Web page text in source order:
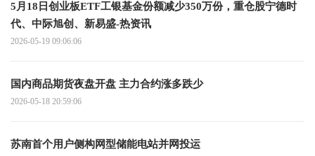
5月18日创业板ETF工银基金份额减少350万份，重仓股宁德时
代、中际旭创、新易盛-热资讯
2026-05-19 09:06:06
国内商品期货夜盘开盘 主力合约涨多跌少
2026-05-18 20:59:06
苏南首个用户侧构网型储能电站并网投运